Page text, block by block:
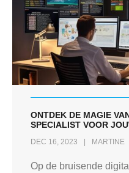
ONTDEK DE MAGIE
SPECIALIST VOOR
DEC 16, 2023 MARTINE
Op de bruisende